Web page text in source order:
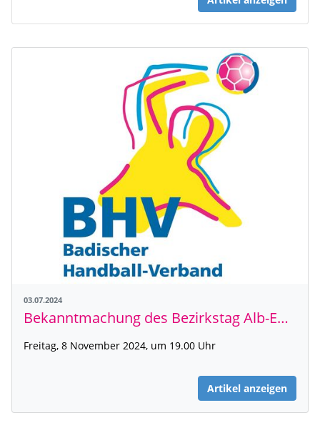
03.07.2024
Bekanntmachung des Bezirkstag Alb-Enz-Saal
Freitag, 8 November 2024, um 19.00 Uhr
Artikel anzeigen